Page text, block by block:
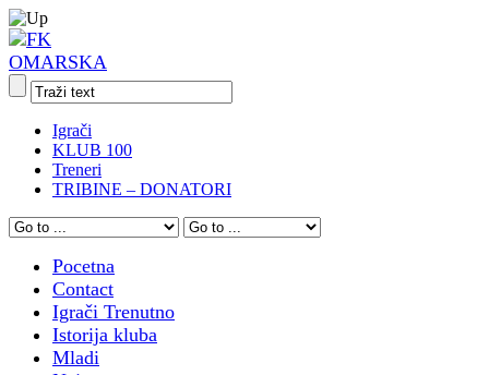
Igrači
KLUB 100
Treneri
TRIBINE – DONATORI
Pocetna
Contact
Igrači Trenutno
Istorija kluba
Mladi